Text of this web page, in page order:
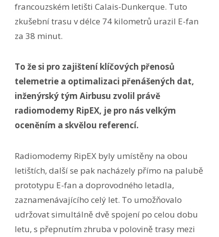
francouzském letišti Calais-Dunkerque. Tuto
zkušební trasu v délce 74 kilometrů urazil E-fan
za 38 minut.
To že si pro zajištení klíčových přenosů
telemetrie a optimalizaci přenášených dat,
inženýrský tým Airbusu zvolil právě
radiomodemy RipEX, je pro nás velkým
oceněním a skvělou referencí.
Radiomodemy RipEX byly umístěny na obou
letištích, další se pak nacházely přímo na palubě
prototypu E-fan a doprovodného letadla,
zaznamenávajícího celý let. To umožňovalo
udržovat simultálně dvě spojení po celou dobu
letu, s přepnutím zhruba v polovině trasy mezi